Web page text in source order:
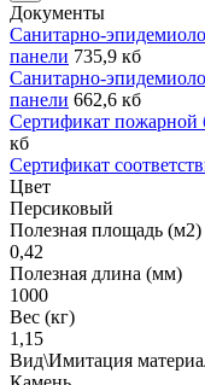
Документы
Санитарно-
панели 735,9 кб
Санитарно-
панели 662,6 кб
Сертификат пожарной
кб
Сертификат
Цвет
Персиковый
Полезная площадь (м2)
0,42
Полезная длина (мм)
1000
Вес (кг)
1,15
Вид\Имитация